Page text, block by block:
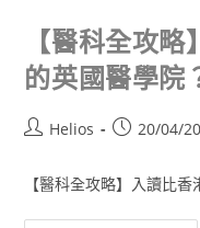
【醫科全攻
的英國醫學院
Helios 20/04/
【醫科全攻略】入讀比